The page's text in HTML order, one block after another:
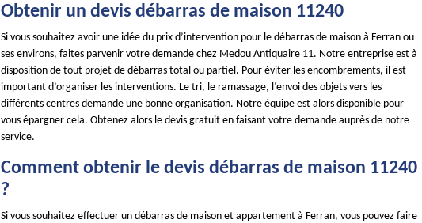
Obtenir un devis débarras de maison 11240
Si vous souhaitez avoir une idée du prix d’intervention pour le débarras de maison à Ferran ou
ses environs, faites parvenir votre demande chez Medou Antiquaire 11. Notre entreprise est à
disposition de tout projet de débarras total ou partiel. Pour éviter les encombrements, il est
important d’organiser les interventions. Le tri, le ramassage, l’envoi des objets vers les
différents centres demande une bonne organisation. Notre équipe est alors disponible pour
vous épargner cela. Obtenez alors le devis gratuit en faisant votre demande auprès de notre
service.
Comment obtenir le devis débarras de maison 11240
?
Si vous souhaitez effectuer un débarras de maison et appartement à Ferran, vous pouvez faire